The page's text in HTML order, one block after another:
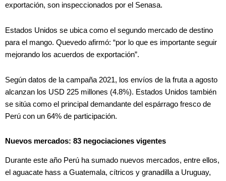
exportación, son inspeccionados por el Senasa.
Estados Unidos se ubica como el segundo mercado de destino
para el mango. Quevedo afirmó: “por lo que es importante seguir
mejorando los acuerdos de exportación”.
Según datos de la campaña 2021, los envíos de la fruta a agosto
alcanzan los USD 225 millones (4.8%). Estados Unidos también
se sitúa como el principal demandante del espárrago fresco de
Perú con un 64% de participación.
Nuevos mercados: 83 negociaciones vigentes
Durante este año Perú ha sumado nuevos mercados, entre ellos,
el aguacate hass a Guatemala, cítricos y granadilla a Uruguay,